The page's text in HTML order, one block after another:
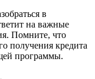
в
на важные
Помните, что
получения кредита
программы.